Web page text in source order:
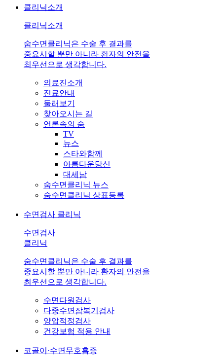
클리닉소개
클리닉소개
숨수면클리닉은 수술 후 결과를
중요시할 뿐만 아니라 환자의 안전을
최우선으로 생각합니다.
의료진소개
진료안내
둘러보기
찾아오시는 길
언론속의 숨
TV
뉴스
스타와함께
아름다운당신
대세남
숨수면클리닉 뉴스
숨수면클리닉 상표등록
수면검사 클리닉
수면검사
클리닉
숨수면클리닉은 수술 후 결과를
중요시할 뿐만 아니라 환자의 안전을
최우선으로 생각합니다.
수면다원검사
다중수면잠복기검사
양압적정검사
건강보험 적용 안내
코골이·수면무호흡증